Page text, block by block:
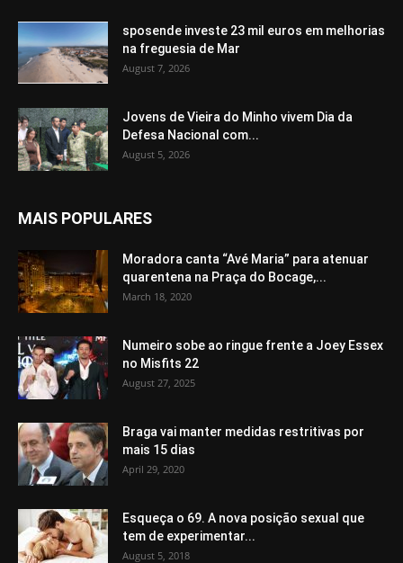
sposende investe 23 mil euros em melhorias
na freguesia de Mar
August 7, 2026
Jovens de Vieira do Minho vivem Dia da
Defesa Nacional com...
August 5, 2026
MAIS POPULARES
Moradora canta “Avé Maria” para atenuar
quarentena na Praça do Bocage,...
March 18, 2020
Numeiro sobe ao ringue frente a Joey Essex
no Misfits 22
August 27, 2025
Braga vai manter medidas restritivas por
mais 15 dias
April 29, 2020
Esqueça o 69. A nova posição sexual que
tem de experimentar...
August 5, 2018